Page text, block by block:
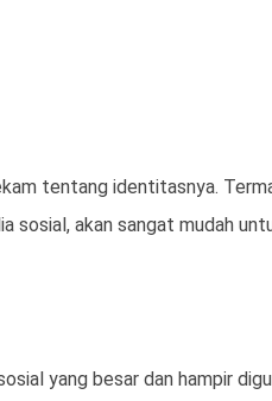
tentang identitasnya.
sosial, akan sangat mudah
yang besar dan hampir